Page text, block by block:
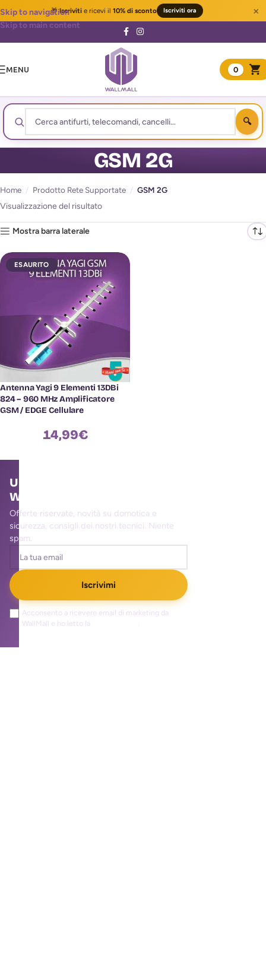
🎁Iscrivitie ricevi il 10% di sconto Iscriviti ora ×
Skip to navigation
Skip to main content
MENU 0
GSM 2G
Home / Prodotto Rete Supportate / GSM 2G
Visualizzazione del risultato
Mostra barra laterale
ESAURITO
Antenna Yagi 9 Elementi 13DBi
824 – 960 MHz Amplificatore
GSM / EDGE Cellulare
14,99€
Unisciti alla community
WallMall
Offerte riservate, novità su domotica e
sicurezza, consigli dei nostri tecnici. Niente
spam.
Iscrivimi
Acconsento a ricevere email di marketing da
WallMall e ho letto la
.